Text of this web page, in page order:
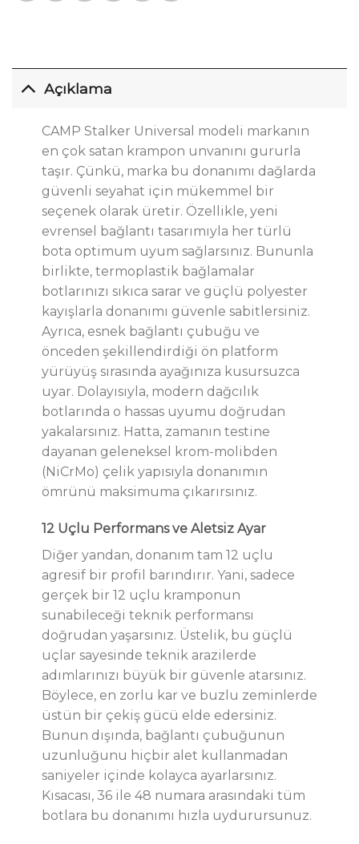
Açıklama
CAMP Stalker Universal modeli markanın
en çok satan krampon unvanını gururla
taşır. Çünkü, marka bu donanımı dağlarda
güvenli seyahat için mükemmel bir
seçenek olarak üretir. Özellikle, yeni
evrensel bağlantı tasarımıyla her türlü
bota optimum uyum sağlarsınız. Bununla
birlikte, termoplastik bağlamalar
botlarınızı sıkıca sarar ve güçlü polyester
kayışlarla donanımı güvenle sabitlersiniz.
Ayrıca, esnek bağlantı çubuğu ve
önceden şekillendirdiği ön platform
yürüyüş sırasında ayağınıza kusursuzca
uyar. Dolayısıyla, modern dağcılık
botlarında o hassas uyumu doğrudan
yakalarsınız. Hatta, zamanın testine
dayanan geleneksel krom-molibden
(NiCrMo) çelik yapısıyla donanımın
ömrünü maksimuma çıkarırsınız.
12 Uçlu Performans ve Aletsiz Ayar
Diğer yandan, donanım tam 12 uçlu
agresif bir profil barındırır. Yani, sadece
gerçek bir 12 uçlu kramponun
sunabileceği teknik performansı
doğrudan yaşarsınız. Üstelik, bu güçlü
uçlar sayesinde teknik arazilerde
adımlarınızı büyük bir güvenle atarsınız.
Böylece, en zorlu kar ve buzlu zeminlerde
üstün bir çekiş gücü elde edersiniz.
Bunun dışında, bağlantı çubuğunun
uzunluğunu hiçbir alet kullanmadan
saniyeler içinde kolayca ayarlarsınız.
Kısacası, 36 ile 48 numara arasındaki tüm
botlara bu donanımı hızla uydurursunuz.